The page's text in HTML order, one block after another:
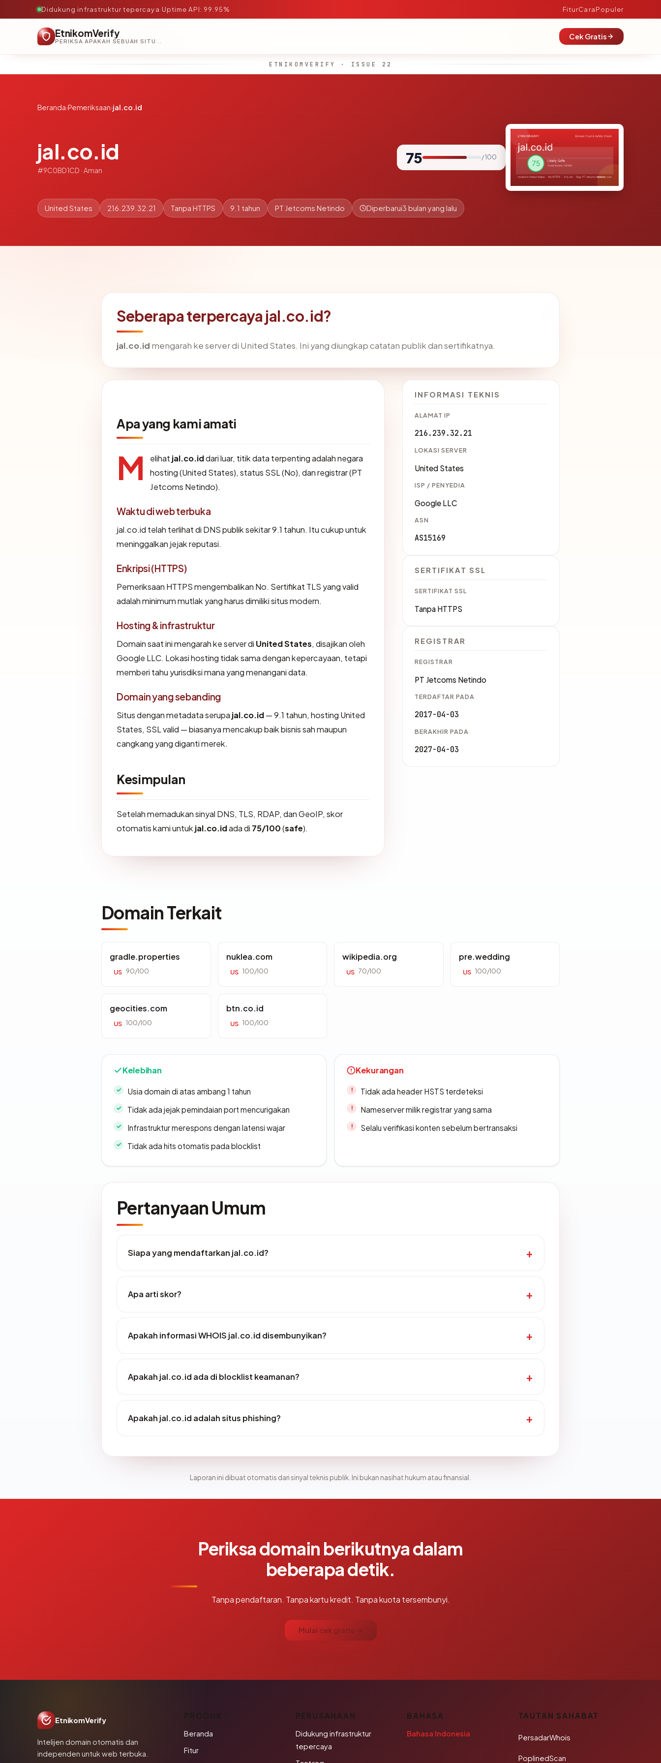
Didukung infrastruktur tepercaya·Uptime API: 99.95% FiturCaraPopuler
EtnikomVerify
PERIKSA APAKAH SEBUAH SITUS AMAN, TEPERCAYA, DAN TERVERIFIKASI DALAM HITUNGAN DETIK.
Cek Gratis
ETNIKOMVERIFY · ISSUE 22
Beranda›Pemeriksaan›jal.co.id
jal.co.id
#9C0BD1CD · Aman
75 / 100
United States 216.239.32.21 Tanpa HTTPS 9.1 tahun PT Jetcoms Netindo Diperbarui3 bulan yang lalu
Seberapa terpercaya jal.co.id?
jal.co.id mengarah ke server di United States. Ini yang diungkap catatan publik dan sertifikatnya.
Apa yang kami amati
M elihat jal.co.iddari luar, titik data terpenting adalah negara
hosting (United States), status SSL (No), dan registrar (PT
Jetcoms Netindo).
Waktu di web terbuka
jal.co.id telah terlihat di DNS publik sekitar 9.1 tahun. Itu cukup untuk
meninggalkan jejak reputasi.
Enkripsi (HTTPS)
Pemeriksaan HTTPS mengembalikan No. Sertifikat TLS yang valid
adalah minimum mutlak yang harus dimiliki situs modern.
Hosting & infrastruktur
Domain saat ini mengarah ke server di United States, disajikan oleh
Google LLC. Lokasi hosting tidak sama dengan kepercayaan, tetapi
memberi tahu yurisdiksi mana yang menangani data.
Domain yang sebanding
Situs dengan metadata serupa jal.co.id— 9.1 tahun, hosting United
States, SSL valid — biasanya mencakup baik bisnis sah maupun
cangkang yang diganti merek.
Kesimpulan
Setelah memadukan sinyal DNS, TLS, RDAP, dan GeoIP, skor
otomatis kami untuk jal.co.idada di 75/100(safe).
INFORMASI TEKNIS
ALAMAT IP
216.239.32.21
LOKASI SERVER
United States
ISP / PENYEDIA
Google LLC
ASN
AS15169
SERTIFIKAT SSL
SERTIFIKAT SSL
Tanpa HTTPS
REGISTRAR
REGISTRAR
PT Jetcoms Netindo
TERDAFTAR PADA
2017-04-03
BERAKHIR PADA
2027-04-03
Domain Terkait
gradle.properties
US 90/100
nuklea.com
US 100/100
wikipedia.org
US 70/100
pre.wedding
US 100/100
geocities.com
US 100/100
btn.co.id
US 100/100
Kelebihan
Usia domain di atas ambang 1 tahun
Tidak ada jejak pemindaian port mencurigakan
Infrastruktur merespons dengan latensi wajar
Tidak ada hits otomatis pada blocklist
Kekurangan
Tidak ada header HSTS terdeteksi
Nameserver milik registrar yang sama
Selalu verifikasi konten sebelum bertransaksi
Pertanyaan Umum
Siapa yang mendaftarkan jal.co.id?
Apa arti skor?
Apakah informasi WHOIS jal.co.id disembunyikan?
Apakah jal.co.id ada di blocklist keamanan?
Apakah jal.co.id adalah situs phishing?
Laporan ini dibuat otomatis dari sinyal teknis publik. Ini bukan nasihat hukum atau finansial.
Periksa domain berikutnya dalam
beberapa detik.
Tanpa pendaftaran. Tanpa kartu kredit. Tanpa kuota tersembunyi.
Mulai cek gratis →
EtnikomVerify
Intelijen domain otomatis dan
independen untuk web terbuka.
PRODUK
Beranda
Fitur
PERUSAHAAN
Didukung infrastruktur
tepercaya
BAHASA
Bahasa Indonesia
TAUTAN SAHABAT
PersadarWhois
PoplinedScan